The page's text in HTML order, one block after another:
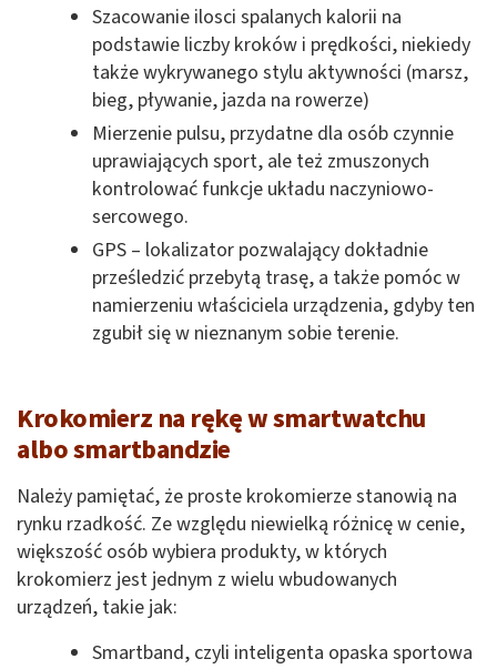
Szacowanie ilosci spalanych kalorii na
podstawie liczby kroków i prędkości, niekiedy
także wykrywanego stylu aktywności (marsz,
bieg, pływanie, jazda na rowerze)
Mierzenie pulsu, przydatne dla osób czynnie
uprawiających sport, ale też zmuszonych
kontrolować funkcje układu naczyniowo-
sercowego.
GPS – lokalizator pozwalający dokładnie
prześledzić przebytą trasę, a także pomóc w
namierzeniu właściciela urządzenia, gdyby ten
zgubił się w nieznanym sobie terenie.
Krokomierz na rękę w smartwatchu
albo smartbandzie
Należy pamiętać, że proste krokomierze stanowią na
rynku rzadkość. Ze względu niewielką różnicę w cenie,
większość osób wybiera produkty, w których
krokomierz jest jednym z wielu wbudowanych
urządzeń, takie jak:
Smartband, czyli inteligenta opaska sportowa